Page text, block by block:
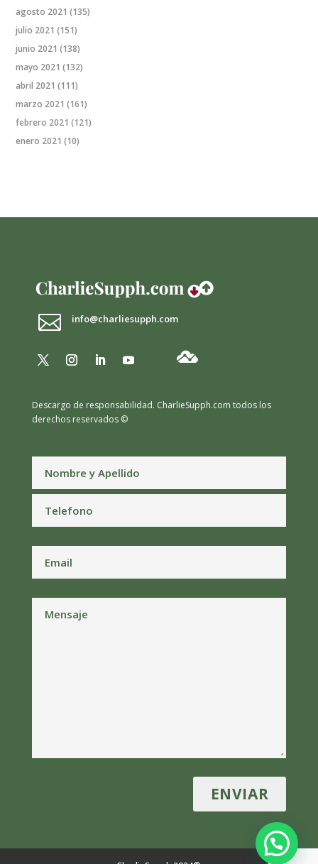
agosto 2021 (135)
julio 2021 (151)
junio 2021 (138)
mayo 2021 (132)
abril 2021 (111)
marzo 2021 (161)
febrero 2021 (121)
enero 2021 (10)
 info@charliesupph.com
Descargo de responsabilidad. CharlieSupph.com todos los
derechos reservados ©